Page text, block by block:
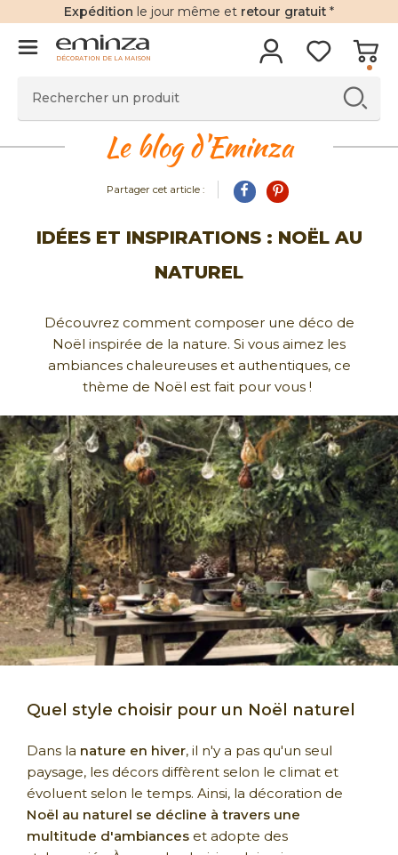
Expédition le jour même et retour gratuit *
DÉCORATION DE LA MAISON
Le blog d'Eminza
Partager cet article :
IDÉES ET INSPIRATIONS : NOËL AU
NATUREL
Découvrez comment composer une déco de
Noël inspirée de la nature. Si vous aimez les
ambiances chaleureuses et authentiques, ce
thème de Noël est fait pour vous !
Quel style choisir pour un Noël naturel
Dans la nature en hiver, il n'y a pas qu'un seul
paysage, les décors diffèrent selon le climat et
évoluent selon le temps. Ainsi, la décoration de
Noël au naturel se décline à travers une
multitude d'ambiances et adopte des